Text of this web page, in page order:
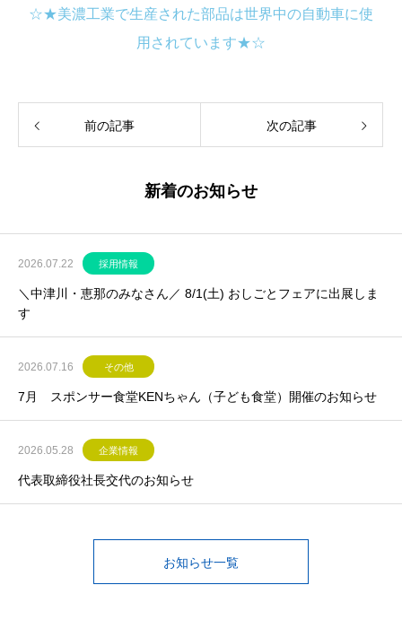
☆★美濃工業で生産された部品は世界中の自動車に使
用されています★☆
前の記事 次の記事
新着のお知らせ
2026.07.22 採用情報
＼中津川・恵那のみなさん／ 8/1(土) おしごとフェアに出展しま
す
2026.07.16 その他
7月 スポンサー食堂KENちゃん（子ども食堂）開催のお知らせ
2026.05.28 企業情報
代表取締役社長交代のお知らせ
お知らせ一覧